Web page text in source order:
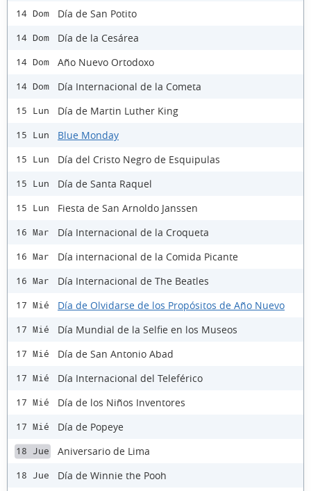
14 Dom Día de San Potito
14 Dom Día de la Cesárea
14 Dom Año Nuevo Ortodoxo
14 Dom Día Internacional de la Cometa
15 Lun Día de Martin Luther King
15 Lun Blue Monday
15 Lun Día del Cristo Negro de Esquipulas
15 Lun Día de Santa Raquel
15 Lun Fiesta de San Arnoldo Janssen
16 Mar Día Internacional de la Croqueta
16 Mar Día internacional de la Comida Picante
16 Mar Día Internacional de The Beatles
17 Mié Día de Olvidarse de los Propósitos de Año Nuevo
17 Mié Día Mundial de la Selfie en los Museos
17 Mié Día de San Antonio Abad
17 Mié Día Internacional del Teleférico
17 Mié Día de los Niños Inventores
17 Mié Día de Popeye
18 Jue Aniversario de Lima
18 Jue Día de Winnie the Pooh